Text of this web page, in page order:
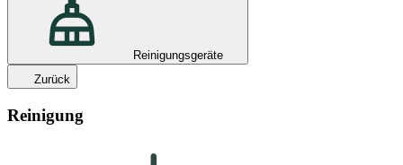
Reinigungsgeräte
Zurück
Reinigung